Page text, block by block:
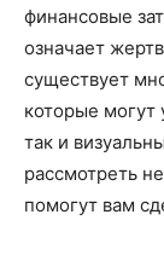
финансовые
означает
существует
которые могут
так и
рассмотреть
помогут вам